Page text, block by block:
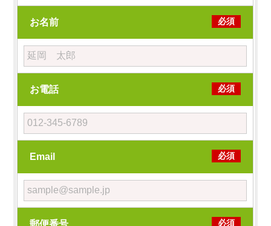
お名前 必須
お電話 必須
Email 必須
郵便番号 必須